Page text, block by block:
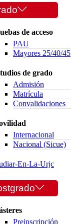
de acceso
PAU
Mayores 25/40/45
de grado
Admisión
Matrícula
Convalidaciones
Internacional
Nacional (Sicue)
En-La-Urjc
Preinscripción